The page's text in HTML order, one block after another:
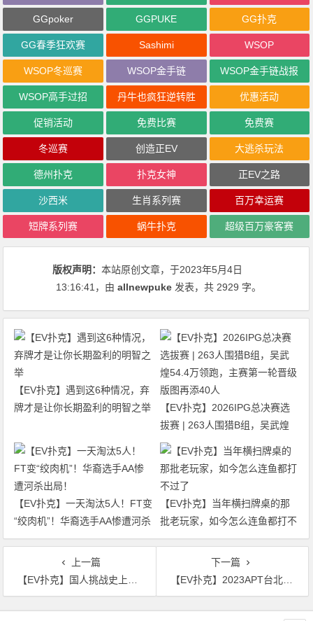
GGpoker GGPUKE GG扑克
GG春季狂欢赛 Sashimi WSOP
WSOP冬巡赛 WSOP金手链 WSOP金手链战报
WSOP高手过招 丹牛也疯狂逆转胜 优惠活动
促销活动 免费比赛 免费赛
冬巡赛 创造正EV 大逃杀玩法
德州扑克 扑克女神 正EV之路
沙西米 生肖系列赛 百万幸运赛
短牌系列赛 蜗牛扑克 超级百万豪客赛
版权声明：本站原创文章，于2023年5月4日
13:16:41 ，由allnewpuke 发表，共 2929 字。
【EV扑克】遇到这6种情况，弃
牌才是让你长期盈利的明智之举
【EV扑克】2026IPG总决赛选
拔赛 | 263人围猎B组，吴武煌
54.4万领跑，主赛第一轮晋级版
【EV扑克】一天淘汰5人！FT变
“绞肉机”！华裔选手AA惨遭河杀
出局！
【EV扑克】当年横扫牌桌的那
批老玩家，如今怎么连鱼都打不
过了
上一篇
【EV扑克】国人挑战史上最高保底赛事，「搏命一推」竟打出了超过1,000倍的极限价值！
下一篇
【EV扑克】2023APT台北｜B组就轻松破保，主赛事成史上最大！日本Hiroyuki Noda领衔144人晋级
文